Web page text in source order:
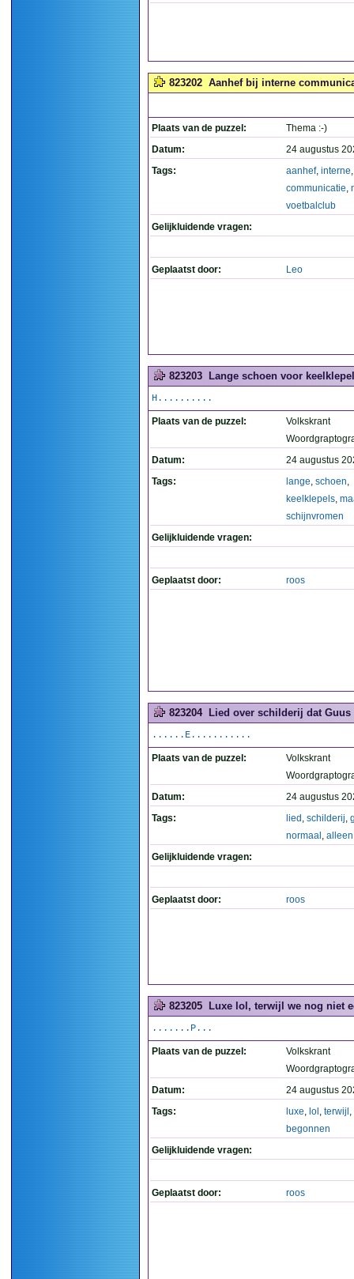
823202 Aanhef bij interne
Plaats van de puzzel:
Thema :-)
Datum:
24 augustus
Tags:
aanhef, interne,
communicatie,
voetbalclub
Gelijkluidende vragen:
Geplaatst door: Leo
823203 Lange schoen voor
H..........
Plaats van de puzzel:
Volkskrant
Datum:
24 augustus
Tags:
lange, schoen,
keelklepels,
schijnvromen
Gelijkluidende vragen:
Geplaatst door: roos
823204 Lied over schilderij dat
......E...........
Plaats van de puzzel:
Volkskrant
Datum:
24 augustus
Tags:
lied , schilderij,
normaal , alleen
Gelijkluidende vragen:
Geplaatst door: roos
823205 Luxe lol, terwijl we nog niet
.......P...
Plaats van de puzzel:
Volkskrant
Datum:
24 augustus
Tags:
luxe, lol , terwijl ,
begonnen
Gelijkluidende vragen:
Geplaatst door: roos